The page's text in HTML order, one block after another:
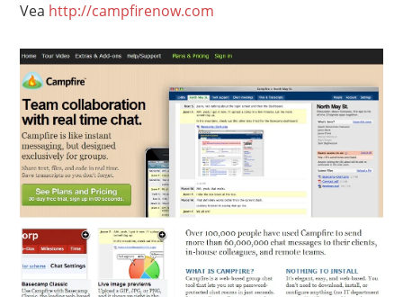
Vea http://campfirenow.com